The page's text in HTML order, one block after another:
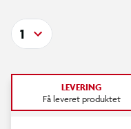
1
LEVERING
Få leveret produktet